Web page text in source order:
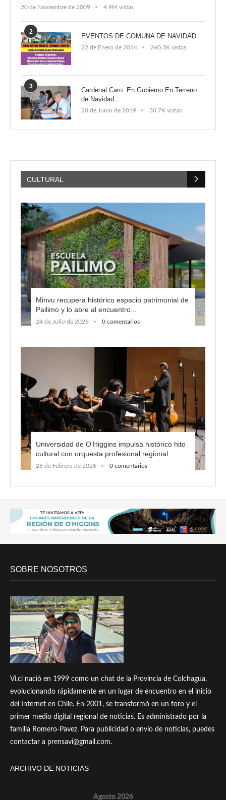
20 de Noviembre de 2009 4.9M vistas
2
EVENTOS DE COMUNA DE NAVIDAD
22 de Enero de 2014 260.3K vistas
3
Cardenal Caro: En Gobierno En Terreno
de Navidad...
20 de Junio de 2019 30.7K vistas
CULTURAL
Minvu recupera histórico espacio patrimonial de
Pailimo y lo abre al encuentro...
24 de Julio de 2026 0 comentarios
Universidad de O’Higgins impulsa histórico hito
cultural con orquesta profesional regional
26 de Febrero de 2026 0 comentarios
SOBRE NOSOTROS
Vi.cl nació en 1999 como un chat de la Provincia de Colchagua,
evolucionando rápidamente en un lugar de encuentro en el inicio
del Internet en Chile. En 2001, se transformó en un foro y el
primer medio digital regional de noticias. Es administrado por la
familia Romero-Pavez. Para publicidad o envío de noticias, puedes
contactar a prensavi@gmail.com.
ARCHIVO DE NOTICIAS
Agosto 2026